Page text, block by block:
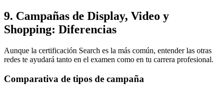
9. Campañas de Display, Video y
Shopping: Diferencias
Aunque la certificación Search es la más común, entender las otras
redes te ayudará tanto en el examen como en tu carrera profesional.
Comparativa de tipos de campaña